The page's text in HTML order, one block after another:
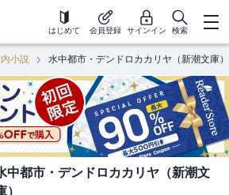
はじめて 会員登録 サインイン 検索
内小説 水中都市・デンドロカカリヤ（新潮文庫）
中都市・デンドロカカリヤ（新潮文
）